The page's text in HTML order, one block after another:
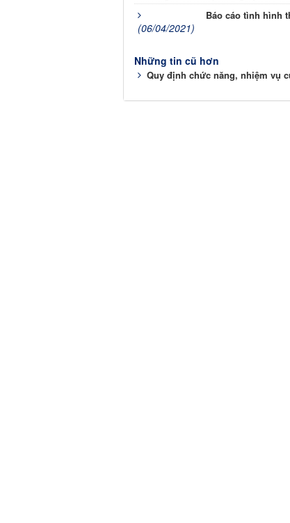
Báo cáo tình hình
(06/04/2021)
Những tin cũ hơn
Quy định chức năng, nhiệm vụ